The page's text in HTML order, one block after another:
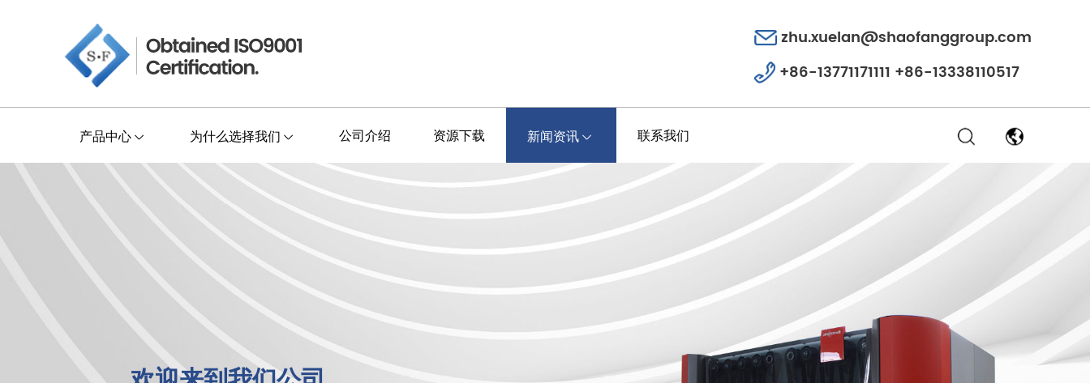
zhu.xuelan@shaofanggroup.com
+86-13771171111 +86-13338110517
产品中心 为什么选择我们 公司介绍 资源下载 新闻资讯 联系我们